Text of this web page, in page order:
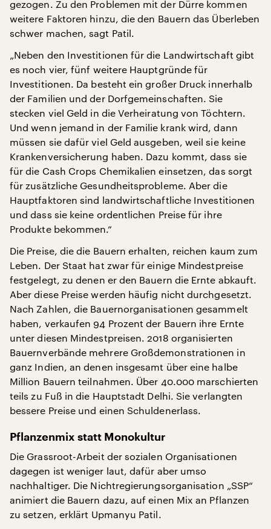
gezogen. Zu den Problemen mit der Dürre kommen
weitere Faktoren hinzu, die den Bauern das Überleben
schwer machen, sagt Patil.
„Neben den Investitionen für die Landwirtschaft gibt
es noch vier, fünf weitere Hauptgründe für
Investitionen. Da besteht ein großer Druck innerhalb
der Familien und der Dorfgemeinschaften. Sie
stecken viel Geld in die Verheiratung von Töchtern.
Und wenn jemand in der Familie krank wird, dann
müssen sie dafür viel Geld ausgeben, weil sie keine
Krankenversicherung haben. Dazu kommt, dass sie
für die Cash Crops Chemikalien einsetzen, das sorgt
für zusätzliche Gesundheitsprobleme. Aber die
Hauptfaktoren sind landwirtschaftliche Investitionen
und dass sie keine ordentlichen Preise für ihre
Produkte bekommen.“
Die Preise, die die Bauern erhalten, reichen kaum zum
Leben. Der Staat hat zwar für einige Mindestpreise
festgelegt, zu denen er den Bauern die Ernte abkauft.
Aber diese Preise werden häufig nicht durchgesetzt.
Nach Zahlen, die Bauernorganisationen gesammelt
haben, verkaufen 94 Prozent der Bauern ihre Ernte
unter diesen Mindestpreisen. 2018 organisierten
Bauernverbände mehrere Großdemonstrationen in
ganz Indien, an denen insgesamt über eine halbe
Million Bauern teilnahmen. Über 40.000 marschierten
teils zu Fuß in die Hauptstadt Delhi. Sie verlangten
bessere Preise und einen Schuldenerlass.
Pflanzenmix statt Monokultur
Die Grassroot-Arbeit der sozialen Organisationen
dagegen ist weniger laut, dafür aber umso
nachhaltiger. Die Nichtregierungsorganisation „SSP“
animiert die Bauern dazu, auf einen Mix an Pflanzen
zu setzen, erklärt Upmanyu Patil.